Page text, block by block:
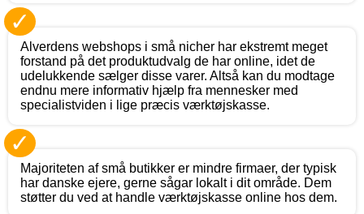
✓
Alverdens webshops i små nicher har ekstremt meget
forstand på det produktudvalg de har online, idet de
udelukkende sælger disse varer. Altså kan du modtage
endnu mere informativ hjælp fra mennesker med
specialistviden i lige præcis værktøjskasse.
✓
Majoriteten af små butikker er mindre firmaer, der typisk
har danske ejere, gerne sågar lokalt i dit område. Dem
støtter du ved at handle værktøjskasse online hos dem.